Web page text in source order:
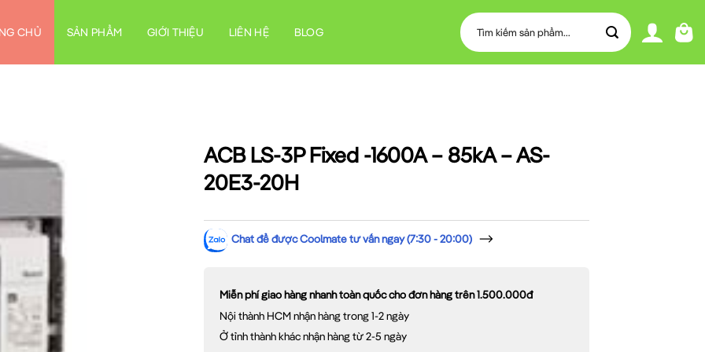
CHỦ SẢN PHẨM GIỚI THIỆU LIÊN HỆ BLOG
Tìm
kiếm:
ACB LS-3P Fixed -1600A – 85kA – AS-
20E3-20H
Chat để được Coolmate tư vấn ngay (7:30 - 20:00)
Miễn phí giao hàng nhanh toàn quốc cho đơn hàng trên 1.500.000đ
Nội thành HCM nhận hàng trong 1-2 ngày
Ở tỉnh thành khác nhận hàng từ 2-5 ngày